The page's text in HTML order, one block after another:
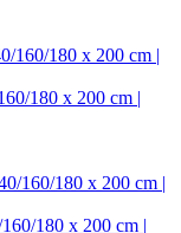
180 x 200 cm |
180 x 200 cm |